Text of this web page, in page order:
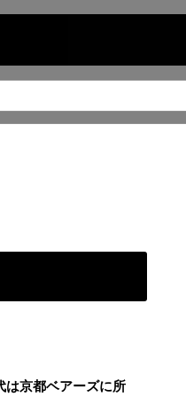
は京都ベアーズに所